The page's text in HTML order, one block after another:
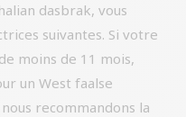
dasbrak, vous
suivantes. Si votre
moins de 11 mois,
un West faalse
recommandons la